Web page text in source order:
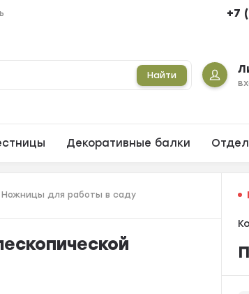
+7
Найти
Декоративные балки
Ножницы для работы в саду